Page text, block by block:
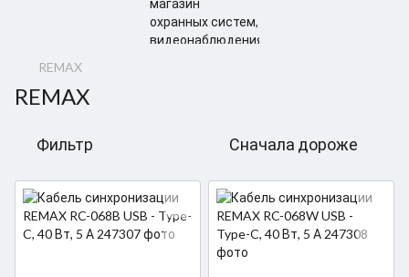
REMAX
REMAX
Фильтр Сначала дороже